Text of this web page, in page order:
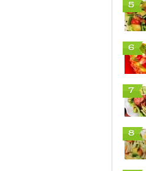
5
6
7
8